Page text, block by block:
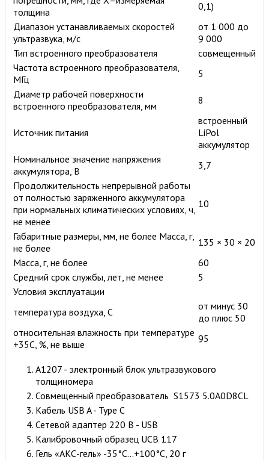
толщина
0,1)
Диапазон устанавливаемых скоростей
ультразвука, м/с
от 1 000 до
9 000
Тип встроенного преобразователя
совмещенный
Частота встроенного преобразователя,
МГц
5
Диаметр рабочей поверхности
встроенного преобразователя, мм
8
Источник питания
встроенный
LiPol
аккумулятор
Номинальное значение напряжения
аккумулятора, В
3,7
Продолжительность непрерывной работы
от полностью заряженного аккумулятора
при нормальных климатических условиях, ч,
не менее
10
Габаритные размеры, мм, не более Масса, г,
не более
135 × 30 × 20
Масса, г, не более
60
Средний срок службы, лет, не менее
5
Условия эксплуатации
температура воздуха, С
от минус 30
до плюс 50
относительная влажность при температуре
+35С, %, не выше
95
А1207 - электронный блок ультразвукового
толщиномера
Совмещенный преобразователь S1573 5.0A0D8CL
Кабель USB A - Type C
Сетевой адаптер 220 В - USB
Калибровочный образец UCB 117
Гель «АКС-гель» -35°C...+100°C, 20 г